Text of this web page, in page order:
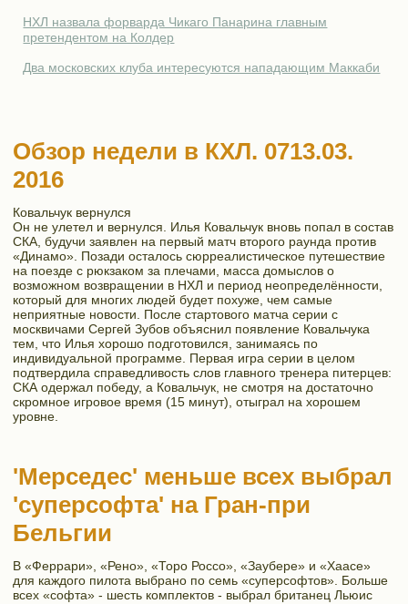
НХЛ назвала форварда Чикаго Панарина главным
претендентом на Колдер
Два московских клуба интересуются нападающим Маккаби
Обзор недели в КХЛ. 0713.03.
2016
Ковальчук вернулся
Он не улетел и вернулся. Илья Ковальчук вновь попал в состав
СКА, будучи заявлен на первый матч второго раунда против
«Динамо». Позади осталось сюрреалистическое путешествие
на поезде с рюкзаком за плечами, масса домыслов о
возможном возвращении в НХЛ и период неопределённости,
который для многих людей будет похуже, чем самые
неприятные новости. После стартового матча серии с
москвичами Сергей Зубов объяснил появление Ковальчука
тем, что Илья хорошо подготовился, занимаясь по
индивидуальной программе. Первая игра серии в целом
подтвердила справедливость слов главного тренера питерцев:
СКА одержал победу, а Ковальчук, не смотря на достаточно
скромное игровое время (15 минут), отыграл на хорошем
уровне.
'Мерседес' меньше всех выбрал
'суперсофта' на Гран-при
Бельгии
В «Феррари», «Рено», «Торо Россо», «Заубере» и «Хаасе»
для каждого пилота выбрано по семь «суперсофтов». Больше
всех «софта» - шесть комплектов - выбрал британец Льюис